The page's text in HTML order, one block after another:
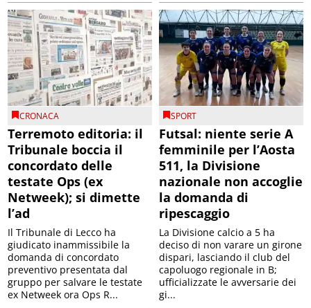
CRONACA
Terremoto editoria: il
Tribunale boccia il
concordato delle
testate Ops (ex
Netweek); si dimette
l’ad
Il Tribunale di Lecco ha
giudicato inammissibile la
domanda di concordato
preventivo presentata dal
gruppo per salvare le testate
ex Netweek ora Ops R...
SPORT
Futsal: niente serie A
femminile per l’Aosta
511, la Divisione
nazionale non accoglie
la domanda di
ripescaggio
La Divisione calcio a 5 ha
deciso di non varare un girone
dispari, lasciando il club del
capoluogo regionale in B;
ufficializzate le avversarie dei
gi...